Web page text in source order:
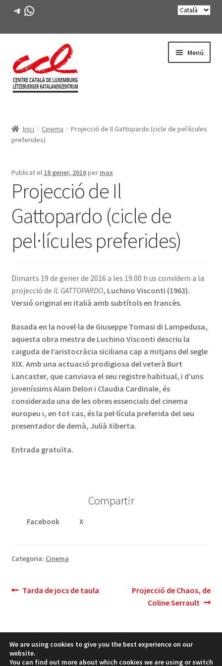
Telegram
WhatsApp
navegació
al
contingut
Menú
menú
ACTIVITATS
FES-TE SOCI
LLIBRE
INICIA SESSIÓ
Inici Cinema
Projecció de Il Gattopardo (cicle de pel·lícules
preferides)
Publicat el 18 gener, 2016per max
Projecció de Il
Gattopardo (cicle de
pel·lícules preferides)
Dimarts 19 de gener de 2016 a les 19.00 h us convidem a la
projecció de IL GATTOPARDO, Luchino Visconti (1963).
Versió original en italià amb subtítols en francès.
Basada en la novel·la de Giuseppe Tomasi di Lampedusa,
aquesta obra mestra de Luchino Visconti descriu la
caiguda de l’aristocràcia siciliana cap a mitjans del segle
XIX. Amb una actuació prodigiosa del veterà Burt
Lancaster, que canviava el seu registre habitual, i d’uns
joveníssims Alain Delon i Claudia Cardinale, és
considerada una de les obres essencials del cinema
europeu i, en tot cas, és la pel·lícula preferida del seu
presentador de demà, Julià Xiberta.
Entrada gratuïta.
Compartir
Facebook X
Categoria: Cinema
Navegació
Entrada
Tarda de jocs de taula
Pròxima
entrada:
Projecció de Chaos, de
Coline Serrault
We are using cookies to give you the best experience on our
website.
You can find out more about which cookies we are using or switch